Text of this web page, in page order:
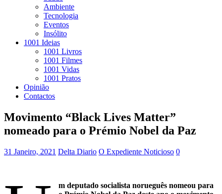
Ambiente
Tecnologia
Eventos
Insólito
1001 Ideias
1001 Livros
1001 Filmes
1001 Vidas
1001 Pratos
Opinião
Contactos
Movimento “Black Lives Matter”
nomeado para o Prémio Nobel da Paz
31 Janeiro, 2021 Delta Diario O Expediente Noticioso 0
m deputado socialista norueguês nomeou para